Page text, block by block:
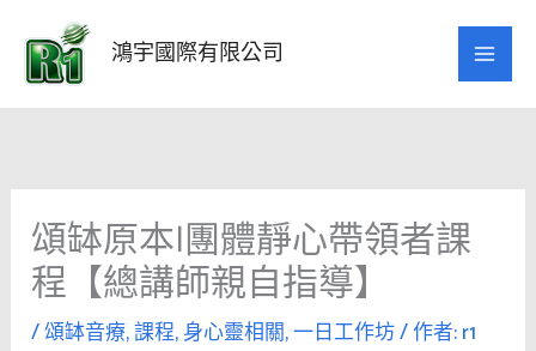
要
鴻宇國際有限公司
頌缽原本|團體靜心帶領者課
程【總講師親自指導】
/頌缽音療,課程,身心靈相關,一日工作坊/ 作者:r1